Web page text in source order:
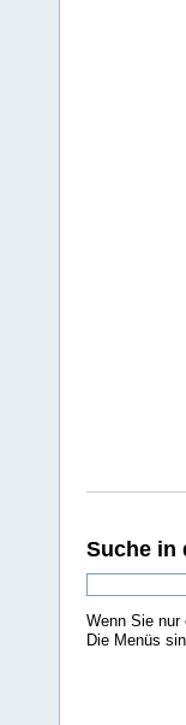
Suche in
Wenn Sie
Die Menüs